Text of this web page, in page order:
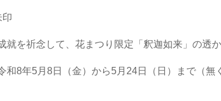
印
を祈念して、花まつり限定「釈迦如来」の透か
8年5月8日（金）から5月24日（日）まで（無